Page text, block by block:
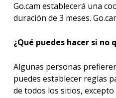
Go.cam establecerá una
duración de 3 meses.
¿Qué puedes hacer si
Algunas personas
puedes establecer reglas
de todos los sitios,